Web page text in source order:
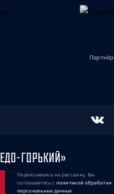
Партнёр
ГОРЬКИЙ»
Подписываясь на рассылку, Вы
соглашаетесь с политикой обработки
персональных данных